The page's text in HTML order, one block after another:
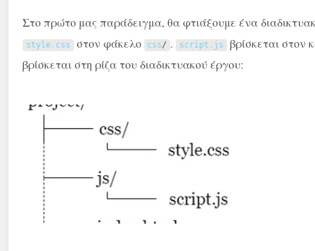
Στο πρώτο μας παράδειγμα, θα φτιάξουμε ένα
style. css στον φάκελο css/ . script . js βρίσκεται στον
βρίσκεται στη ρίζα του διαδικτυακού έργου: